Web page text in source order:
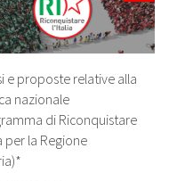
e proposte relative alla
nazionale
di Riconquistare
per la Regione